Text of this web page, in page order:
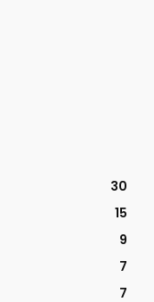
30
15
9
7
7